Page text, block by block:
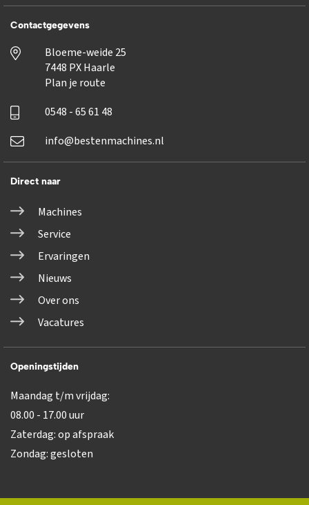
Contactgegevens
Bloeme-weide 25
7448 PX Haarle
Plan je route
0548 - 65 61 48
info@bestenmachines.nl
Direct naar
Machines
Service
Ervaringen
Nieuws
Over ons
Vacatures
Openingstijden
Maandag t/m vrijdag:
08.00 - 17.00 uur
Zaterdag: op afspraak
Zondag: gesloten